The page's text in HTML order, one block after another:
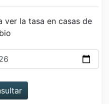
ver la tasa en casas de